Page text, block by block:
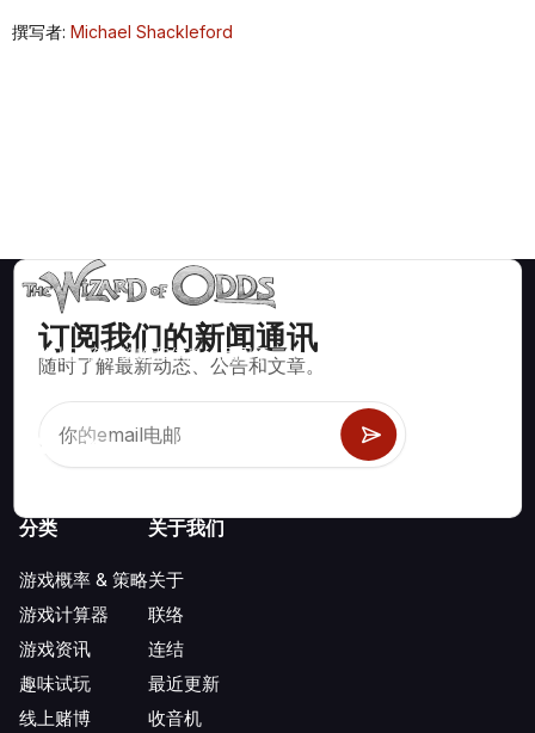
撰写者: Michael Shackleford
订阅我们的新闻通讯
随时了解最新动态、公告和文章。
数学上正确的策略和信息，适用于二十一点、掷骰子、轮盘赌等
数百种可玩的赌场游戏。
分类
游戏概率 & 策略
游戏计算器
游戏资讯
趣味试玩
线上赌博
关于我们
关于
联络
连结
最近更新
收音机